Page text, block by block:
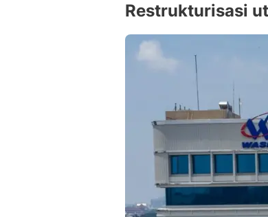
Restrukturisasi